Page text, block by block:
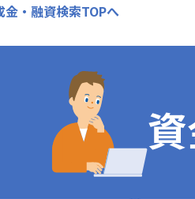
金・融資検索TOPへ